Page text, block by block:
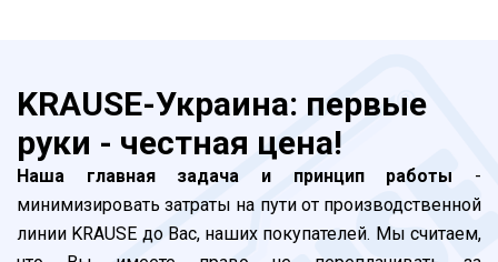
KRAUSE-Украина: первые
руки - честная цена!
Наша главная задача и принцип работы -
минимизировать затраты на пути от производственной
линии KRAUSE до Вас, наших покупателей. Мы считаем,